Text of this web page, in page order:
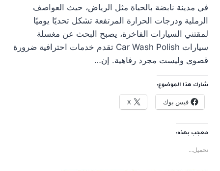
في مدينة نابضة بالحياة مثل الرياض، حيث العواصف
الرملية ودرجات الحرارة المرتفعة تشكل تحديًا يوميًا
لمقتني السيارات الفاخرة، يصبح البحث عن مغسلة
سيارات Car Wash Polish تقدم خدمات احترافية ضرورة
قصوى وليست مجرد رفاهية. إن…
شارك هذا الموضوع:
فيس بوك X
معجب بهذه:
تحميل...